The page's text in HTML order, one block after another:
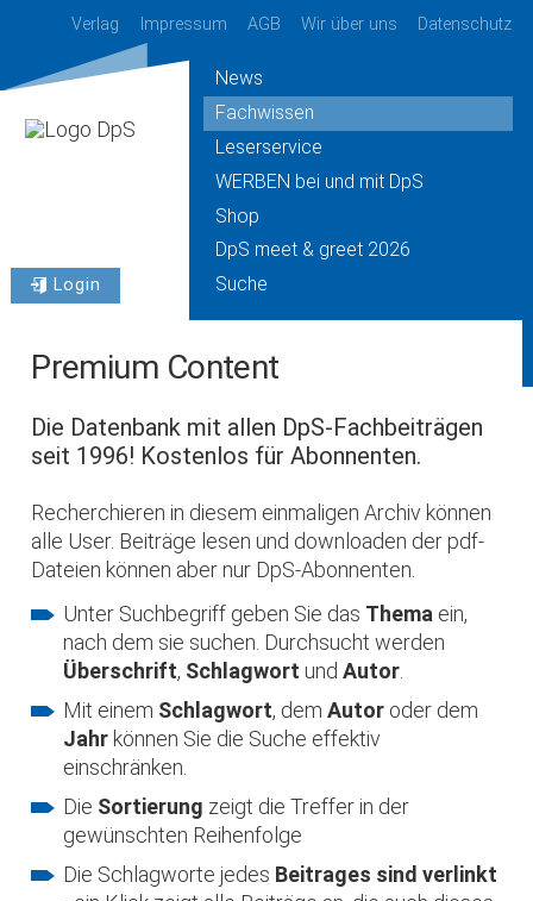
Verlag Impressum AGB Wir über uns Datenschutz
Login
News
Fachwissen
Leserservice
WERBEN bei und mit DpS
Shop
DpS meet & greet 2026
Suche
Premium Content
Die Datenbank mit allen DpS-Fachbeiträgen
seit 1996! Kostenlos für Abonnenten.
Recherchieren in diesem einmaligen Archiv können
alle User. Beiträge lesen und downloaden der pdf-
Dateien können aber nur DpS-Abonnenten.
Unter Suchbegriff geben Sie das Thema ein,
nach dem sie suchen. Durchsucht werden
Überschrift, Schlagwort undAutor
Mit einem Schlagwort, demAutor oder dem
Jahr können Sie die Suche effektiv
einschränken.
Die Sortierung zeigt die Treffer in der
gewünschten Reihenfolge
Die Schlagworte jedes Beitrages sind verlinkt